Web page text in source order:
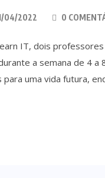
04/2022 0
IT, dois professores
a semana de 4
uma vida futura,